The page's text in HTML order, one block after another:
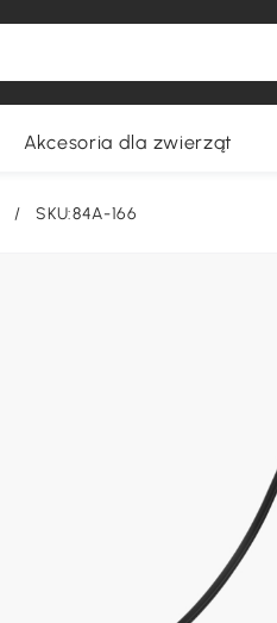
Akcesoria dla zwierząt
/ SKU:84A-166